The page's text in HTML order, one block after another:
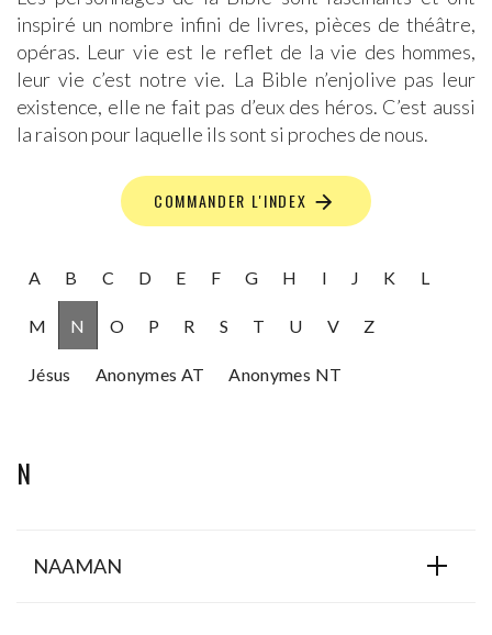
inspiré un nombre infini de livres, pièces de théâtre,
opéras. Leur vie est le reflet de la vie des hommes,
leur vie c’est notre vie. La Bible n’enjolive pas leur
existence, elle ne fait pas d’eux des héros. C’est aussi
la raison pour laquelle ils sont si proches de nous.
COMMANDER L'INDEX
A B C D E F G H I J K L
M N O P R S T U V Z
Jésus Anonymes AT Anonymes NT
N
NAAMAN